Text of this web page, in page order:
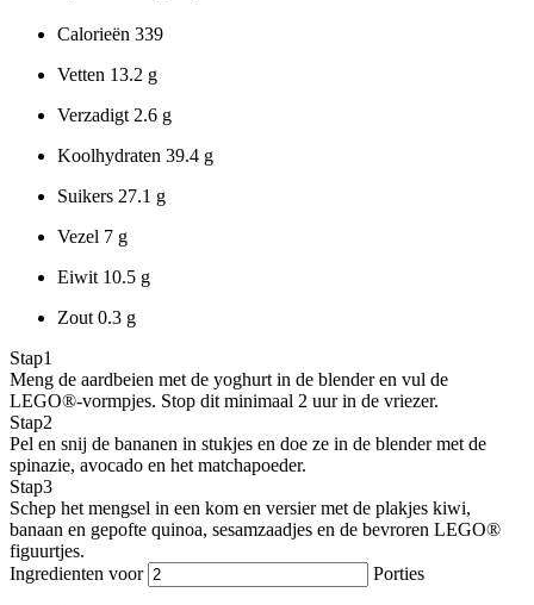
Calorieën 339
Vetten 13.2 g
Verzadigt 2.6 g
Koolhydraten 39.4 g
Suikers 27.1 g
Vezel 7 g
Eiwit 10.5 g
Zout 0.3 g
Stap1
Meng de aardbeien met de yoghurt in de blender en vul de
LEGO®-vormpjes. Stop dit minimaal 2 uur in de vriezer.
Stap2
Pel en snij de bananen in stukjes en doe ze in de blender met de
spinazie, avocado en het matchapoeder.
Stap3
Schep het mengsel in een kom en versier met de plakjes kiwi,
banaan en gepofte quinoa, sesamzaadjes en de bevroren LEGO®
figuurtjes.
Ingredienten voor
Porties